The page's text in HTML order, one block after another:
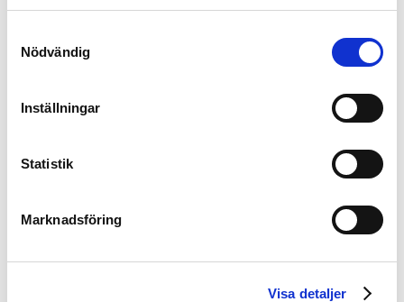
Nödvändig
Inställningar
Statistik
Marknadsföring
Visa detaljer
– Det var en fantastiskt dag på alla sätt. När man på
den skulle bli, så levde den upp till alla förväntningar.
festligt och färgglatt och en skön puls på hela Hisingen.
Jodin.